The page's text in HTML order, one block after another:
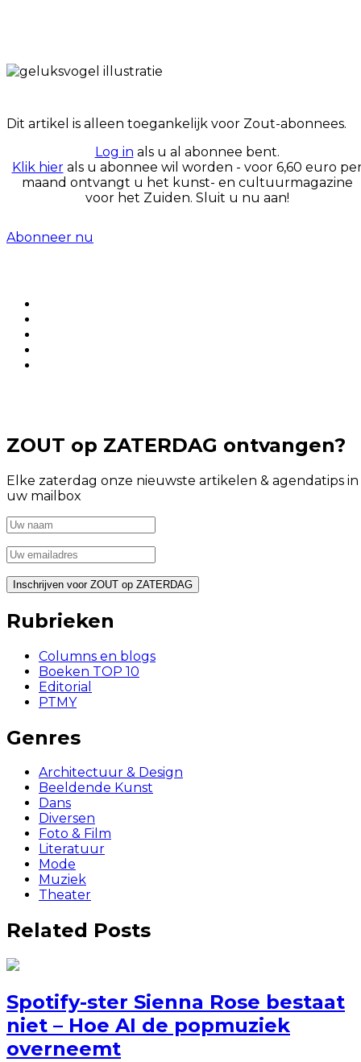
Dit artikel is alleen toegankelijk voor Zout-abonnees.
Log in als u al abonnee bent.
Klik hierals u abonnee wil worden - voor 6,60 euro
maand ontvangt u het kunst- en cultuurmagazine
voor het Zuiden. Sluit u nu aan!
Abonneer nu
ZOUT op ZATERDAG ontvangen?
Elke zaterdag onze nieuwste artikelen & agendatips in
uw mailbox
Rubrieken
Columns en blogs
Boeken TOP 10
Editorial
PTMY
Genres
Architectuur & Design
Beeldende Kunst
Dans
Diversen
Foto & Film
Literatuur
Mode
Muziek
Theater
Related Posts
Spotify-ster Sienna Rose bestaat
niet – Hoe AI de popmuziek
overneemt